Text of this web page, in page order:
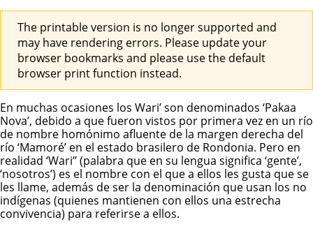
The printable version is no longer supported and
may have rendering errors. Please update your
browser bookmarks and please use the default
browser print function instead.
En muchas ocasiones los Wari’ son denominados ‘Pakaa
Nova’, debido a que fueron vistos por primera vez en un río
de nombre homónimo afluente de la margen derecha del
río ‘Mamoré’ en el estado brasilero de Rondonia. Pero en
realidad ‘Wari’’ (palabra que en su lengua significa ‘gente’,
‘nosotros’) es el nombre con el que a ellos les gusta que se
les llame, además de ser la denominación que usan los no
indígenas (quienes mantienen con ellos una estrecha
convivencia) para referirse a ellos.